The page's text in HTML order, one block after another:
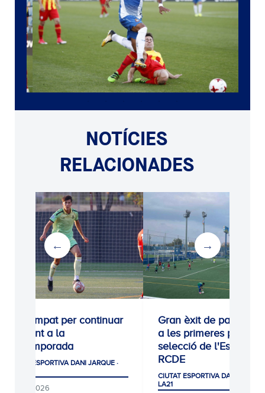
NOTÍCIES
RELACIONADES
0-0: Empat per continuar
creixent a la
pretemporada
CIUTAT ESPORTIVA DANI JARQUE ·
08/08/2026
Gran èxit de
a les primeres proves
selecció de l'Escola
RCDE
CIUTAT ESPORTIVA DANI
LA21